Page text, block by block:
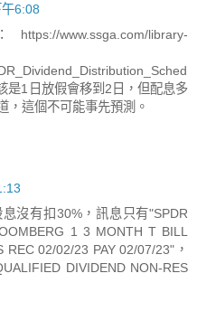
6:08
www.ssga.com/library-
是1日放假會移到2日，但配息多
，這個不可能事先預測。
沒有扣30%，訊息只有"SPDR
1 3 MONTH T BILL
02/02/23 PAY 02/07/23"，
DIVIDEND NON-RES